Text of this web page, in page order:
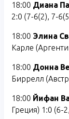
18:00 Диана
2:0 (7-6(2), 7-
18:00 Элина
Карле
18:00 Донна
Биррелл
18:00 Йифан
Греция) 1:0 (6-